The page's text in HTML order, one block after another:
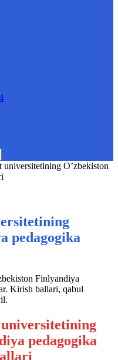
universitetining O’zbekiston
pedagogika
Finlyandiya
Kirish ballari, qabul